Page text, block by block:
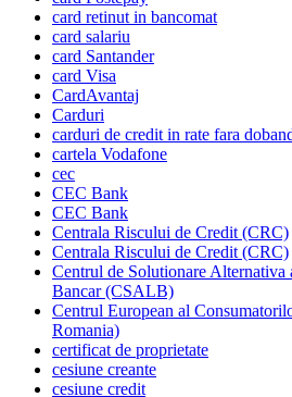
card retinut in bancomat
card salariu
card Santander
card Visa
CardAvantaj
Carduri
carduri de credit in rate fara
cartela Vodafone
cec
CEC Bank
CEC Bank
Centrala Riscului de Credit (CRC)
Centrala Riscului de Credit (CRC)
Centrul de Solutionare
Bancar (CSALB)
Centrul European al
Romania)
certificat de proprietate
cesiune creante
cesiune credit